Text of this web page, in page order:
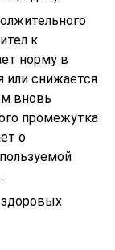
к
норму в
или снижается
вновь
промежутка
о